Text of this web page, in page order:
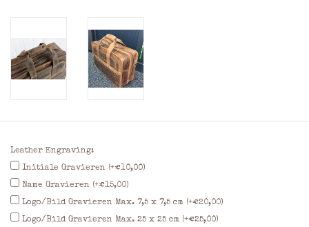
Leather Engraving:
Initiale Gravieren (+€10,00)
Name Gravieren (+€15,00)
Logo/Bild Gravieren Max. 7,5 x 7,5 cm (+€20,00)
Logo/Bild Gravieren Max. 25 x 25 cm (+€25,00)